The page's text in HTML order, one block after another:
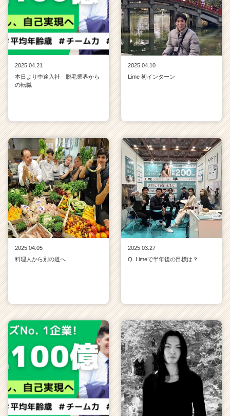
2025.04.21
本日より中途入社 脱毛業界から
の転職
2025.04.10
Lime 初インターン
2025.04.05
料理人から別の道へ
2025.03.27
Q. Limeで半年後の目標は？